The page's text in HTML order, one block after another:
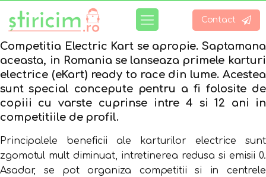
Contact
Competitia Electric Kart se apropie. Saptamana
aceasta, in Romania se lanseaza primele karturi
electrice (eKart) ready to race din lume. Acestea
sunt special concepute pentru a fi folosite de
copiii cu varste cuprinse intre 4 si 12 ani in
competitiile de profil.
Principalele beneficii ale karturilor electrice sunt
zgomotul mult diminuat, intretinerea redusa si emisii 0.
Asadar, se pot organiza competitii si in centrele